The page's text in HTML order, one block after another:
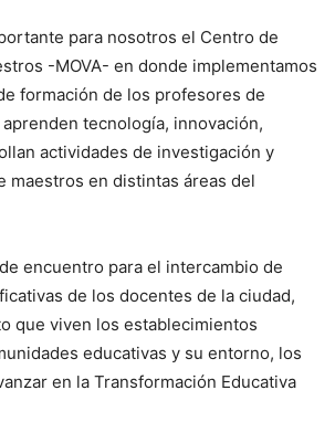
para nosotros el Centro de
-MOVA- en donde implementamos
formación de los profesores de
tecnología, innovación,
actividades de investigación y
maestros en distintas áreas del
encuentro para el intercambio de
de los docentes de la ciudad,
que viven los establecimientos
educativas y su entorno, los
en la Transformación Educativa